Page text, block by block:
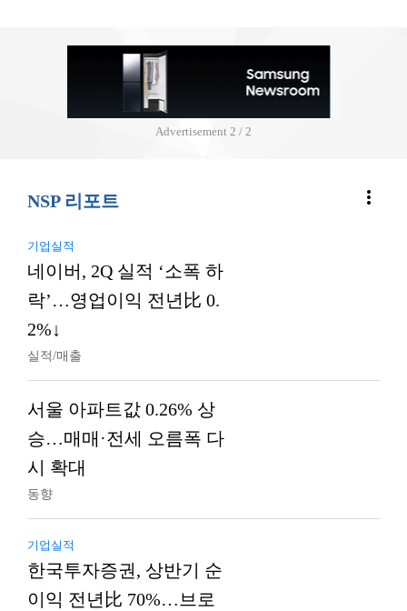
Advertisement 2 / 2
NSP 리포트 more_vert
기업실적
네이버, 2Q 실적 ‘소폭 하
락’…영업이익 전년比 0.
2%↓
실적/매출
서울 아파트값 0.26% 상
승…매매·전세 오름폭 다
시 확대
동향
기업실적
한국투자증권, 상반기 순
이익 전년比 70%…브로